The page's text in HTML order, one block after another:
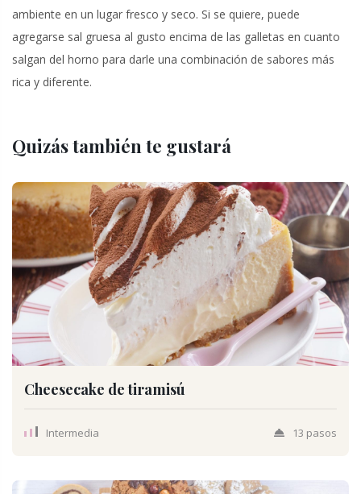
ambiente en un lugar fresco y seco. Si se quiere, puede
agregarse sal gruesa al gusto encima de las galletas en cuanto
salgan del horno para darle una combinación de sabores más
rica y diferente.
Quizás también te gustará
Cheesecake de tiramisú
Intermedia 13 pasos